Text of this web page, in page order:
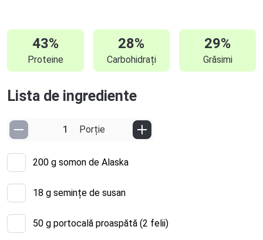
43%
Proteine
28%
Carbohidrați
29%
Grăsimi
Lista de ingrediente
Porție
200 g somon de Alaska
18 g semințe de susan
50 g portocală proaspătă (2 felii)